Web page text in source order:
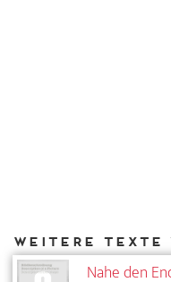
Nahe den